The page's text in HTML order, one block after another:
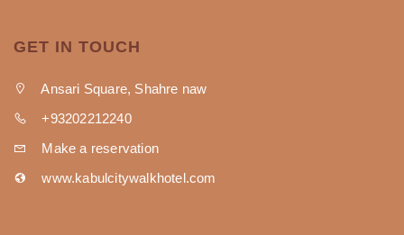
GET IN TOUCH
Ansari Square, Shahre naw
+93202212240
Make a reservation
www.kabulcitywalkhotel.com